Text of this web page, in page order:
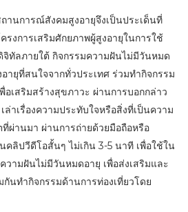
ถานการณ์สังคมสูงอายุจึงเป็นประเด็นที่
งการเสริมศักยภาพผู้สูงอายุในการใช้
ทัลภายใต้ กิจกรรมความฝันไม่มีวันหมด
ายุที่สนใจจากทั่วประเทศ ร่วมทำกิจกรรม
เสริมสร้างสุขภาวะ ผ่านการบอกกล่าว
าเรื่องความประทับใจหรือสิ่งที่เป็นความ
ผ่านมา ผ่านการถ่ายด้วยมือถือหรือ
คลิปวีดีโอสั้นๆ ไม่เกิน 3-5 นาที เพื่อใช้ใน
วามฝันไม่มีวันหมดอายุ เพื่อส่งเสริมและ
นทำกิจกรรมด้านการท่องเที่ยวโดย